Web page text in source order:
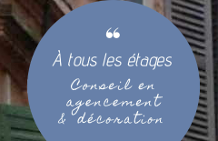
Passer
au
contenu